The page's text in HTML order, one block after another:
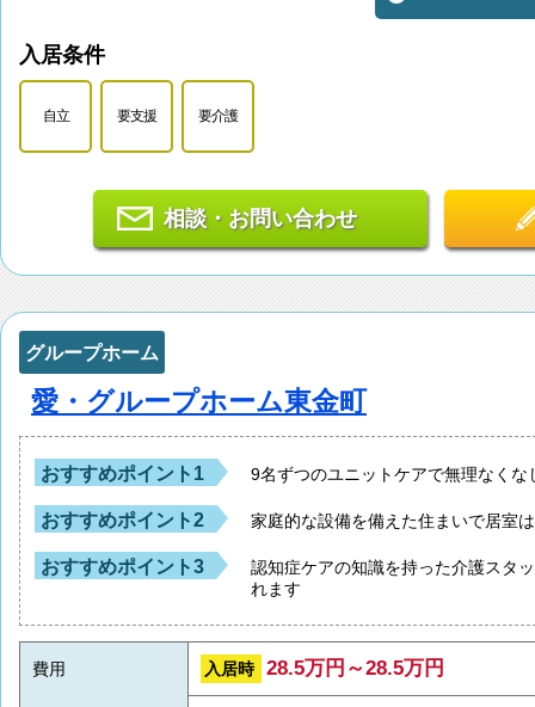
入居条件
自立 要支援 要介護
相談・お問い合わせ
グループホーム
愛・グループホーム東金町
おすすめポイント1 9名ずつのユニットケアで無理なく
おすすめポイント2 家庭的な設備を備えた住まいで居室
おすすめポイント3
認知症ケアの知識を持った介護スタ
れます
費用 入居時 28.5万円～28.5万円